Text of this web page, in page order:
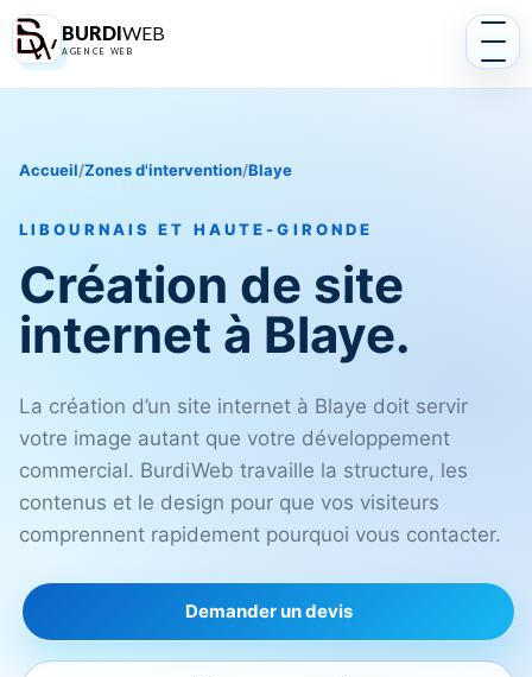
BURDIWEB
AGENCE WEB
Accueil/Zones d'intervention/Blaye
LIBOURNAIS ET HAUTE-GIRONDE
Création de site
internet à Blaye.
La création d’un site internet à Blaye doit servir
votre image autant que votre développement
commercial. BurdiWeb travaille la structure, les
contenus et le design pour que vos visiteurs
comprennent rapidement pourquoi vous contacter.
Demander un devis